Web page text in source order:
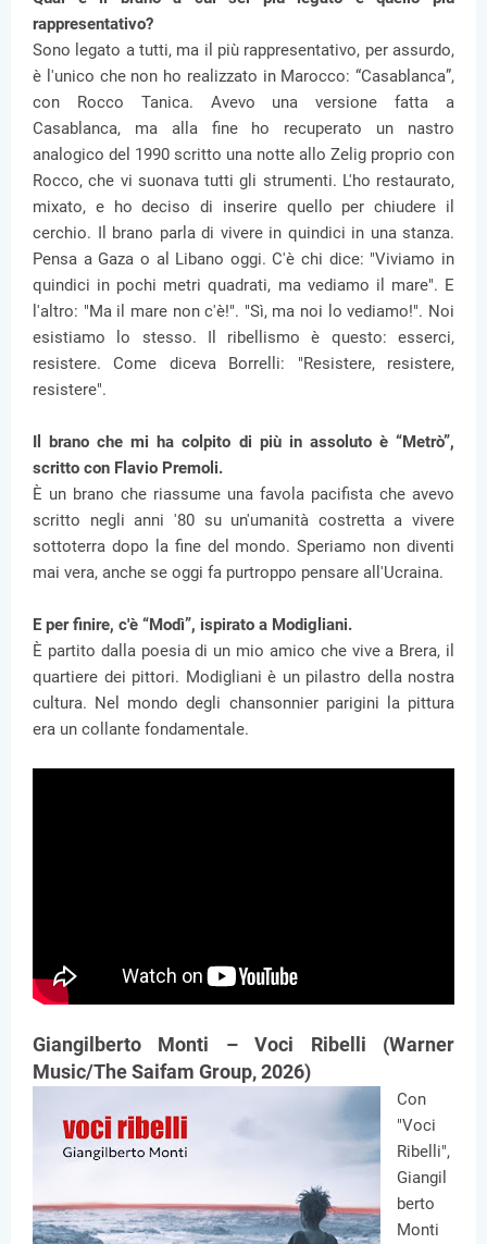
rappresentativo?
Sono legato a tutti, ma il più rappresentativo, per assurdo,
è l'unico che non ho realizzato in Marocco: “Casablanca”,
con Rocco Tanica. Avevo una versione fatta a
Casablanca, ma alla fine ho recuperato un nastro
analogico del 1990 scritto una notte allo Zelig proprio con
Rocco, che vi suonava tutti gli strumenti. L'ho restaurato,
mixato, e ho deciso di inserire quello per chiudere il
cerchio. Il brano parla di vivere in quindici in una stanza.
Pensa a Gaza o al Libano oggi. C'è chi dice: "Viviamo in
quindici in pochi metri quadrati, ma vediamo il mare". E
l'altro: "Ma il mare non c'è!". "Sì, ma noi lo vediamo!". Noi
esistiamo lo stesso. Il ribellismo è questo: esserci,
resistere. Come diceva Borrelli: "Resistere, resistere,
resistere".
Il brano che mi ha colpito di più in assoluto è “Metrò”,
scritto con Flavio Premoli.
È un brano che riassume una favola pacifista che avevo
scritto negli anni '80 su un'umanità costretta a vivere
sottoterra dopo la fine del mondo. Speriamo non diventi
mai vera, anche se oggi fa purtroppo pensare all'Ucraina.
E per finire, c'è “Modì”, ispirato a Modigliani.
È partito dalla poesia di un mio amico che vive a Brera, il
quartiere dei pittori. Modigliani è un pilastro della nostra
cultura. Nel mondo degli chansonnier parigini la pittura
era un collante fondamentale.
Giangilberto Monti – Voci Ribelli (Warner
Music/The Saifam Group, 2026)
Con
"Voci
Ribelli",
Giangil
berto
Monti